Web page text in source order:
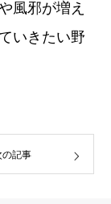
風邪が増え
いきたい野
の記事